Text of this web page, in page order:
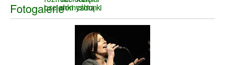
Fotogalerie